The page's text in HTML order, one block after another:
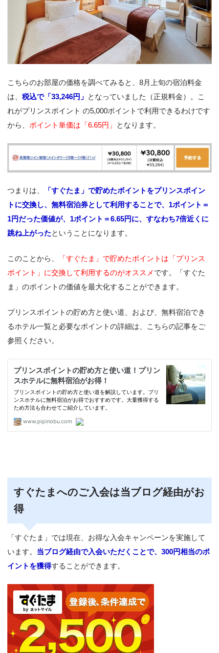
こちらのお部屋の価格を調べてみると、8月上旬の宿泊料金
は、 税込で「33,246円」 となっていました（正規料金）。こ
れがプリンスポイント の5,000ポイントで利用できるわけです
から、 ポイント単価は「6.65円」 となります。
つまりは、
「すぐたま」で貯めたポイントをプリンスポイン
トに交換し、無料宿泊券として利用することで、1ポイント＝
1円だった価値が、1ポイント＝6.65円に、すなわち7倍近くに
跳ね上がったということになります。
このことから、
「すぐたま」で貯めたポイントは「プリンス
ポイント」に交換して利用するのがオススメ です。「すぐた
ま」のポイントの価値を最大化することができます。
プリンスポイントの貯め方と使い道、および、無料宿泊でき
るホテル一覧と必要なポイントの詳細は、こちらの記事をご
参照ください。
すぐたまへのご入会は当ブログ経由がお
得
「すぐたま」では現在、お得な入会キャンペーンを実施して
います。 当ブログ経由で入会いただくことで、300円相当のポ
イントを獲得することができます。